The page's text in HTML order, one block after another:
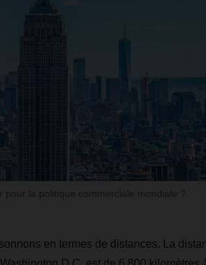
en termes de distances. La